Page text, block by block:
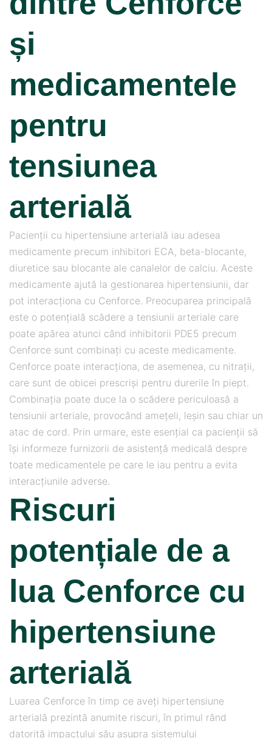
și
medicamentele
pentru
tensiunea
arterială
Pacienții cu hipertensiune arterială iau adesea
medicamente precum inhibitori ECA, beta-blocante,
diuretice sau blocante ale canalelor de calciu. Aceste
medicamente ajută la gestionarea hipertensiunii, dar
pot interacționa cu Cenforce. Preocuparea principală
este o potențială scădere a tensiunii arteriale care
poate apărea atunci când inhibitorii PDE5 precum
Cenforce sunt combinați cu aceste medicamente.
Cenforce poate interacționa, de asemenea, cu nitrații,
care sunt de obicei prescriși pentru durerile în piept.
Combinația poate duce la o scădere periculoasă a
tensiunii arteriale, provocând amețeli, leșin sau chiar un
atac de cord. Prin urmare, este esențial ca pacienții să
își informeze furnizorii de asistență medicală despre
toate medicamentele pe care le iau pentru a evita
interacțiunile adverse.
Riscuri
potențiale de a
lua Cenforce cu
hipertensiune
arterială
Luarea Cenforce în timp ce aveți hipertensiune
arterială prezintă anumite riscuri, în primul rând
datorită impactului său asupra sistemului